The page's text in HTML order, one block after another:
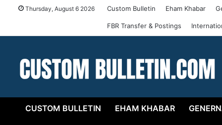
Thursday, August 6 2026 Custom Bulletin Eham Khabar
FBR Transfer & Postings
CUSTOM BULLETIN EHAM KHABAR